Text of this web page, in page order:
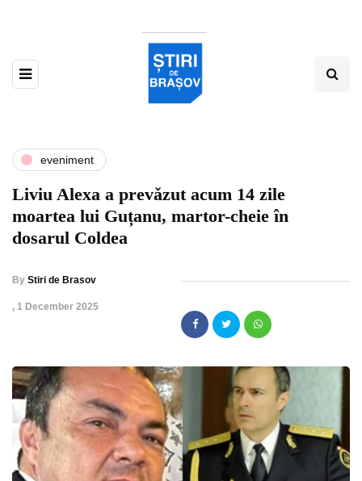
eveniment
Liviu Alexa a prevǎzut acum 14 zile
moartea lui Guțanu, martor-cheie în
dosarul Coldea
By Stiri de Brasov
, 1 December 2025